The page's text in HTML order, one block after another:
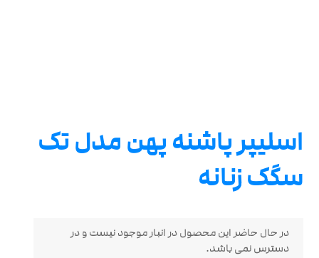
اسلیپر پاشنه پهن مدل تک
سگک زنانه
در حال حاضر این محصول در انبار موجود نیست و در
دسترس نمی باشد.